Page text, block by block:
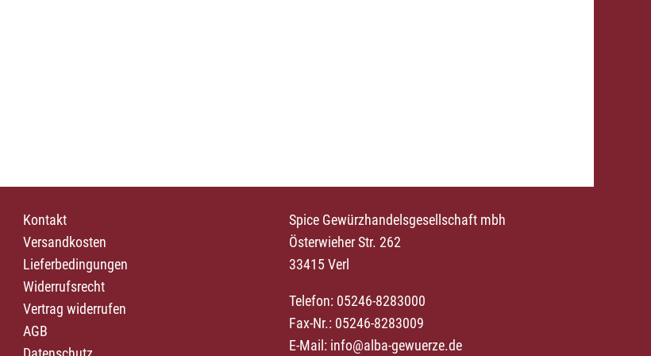
Kontakt
Versandkosten
Lieferbedingungen
Widerrufsrecht
Vertrag widerrufen
AGB
Spice Gewürzhandelsgesellschaft mbh
Österwieher Str. 262
33415 Verl
Telefon: 05246-8283000
Fax-Nr.: 05246-8283009
E-Mail: info@alba-gewuerze.de